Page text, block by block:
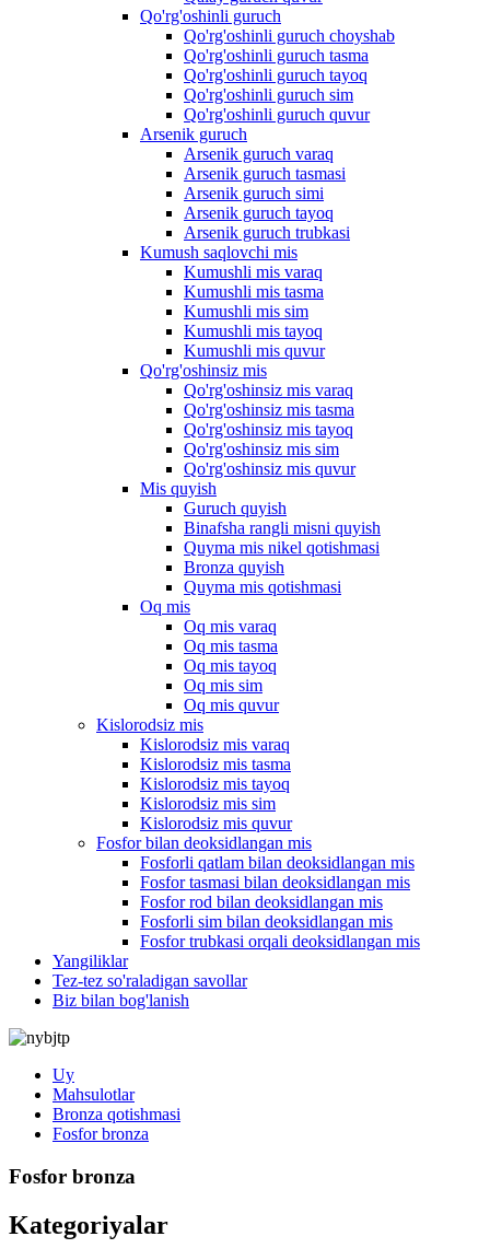
Qo'rg'oshinli guruch
Qo'rg'oshinli guruch choyshab
Qo'rg'oshinli guruch tasma
Qo'rg'oshinli guruch tayoq
Qo'rg'oshinli guruch sim
Qo'rg'oshinli guruch quvur
Arsenik guruch
Arsenik guruch varaq
Arsenik guruch tasmasi
Arsenik guruch simi
Arsenik guruch tayoq
Arsenik guruch trubkasi
Kumush saqlovchi mis
Kumushli mis varaq
Kumushli mis tasma
Kumushli mis sim
Kumushli mis tayoq
Kumushli mis quvur
Qo'rg'oshinsiz mis
Qo'rg'oshinsiz mis varaq
Qo'rg'oshinsiz mis tasma
Qo'rg'oshinsiz mis tayoq
Qo'rg'oshinsiz mis sim
Qo'rg'oshinsiz mis quvur
Mis quyish
Guruch quyish
Binafsha rangli misni quyish
Quyma mis nikel qotishmasi
Bronza quyish
Quyma mis qotishmasi
Oq mis
Oq mis varaq
Oq mis tasma
Oq mis tayoq
Oq mis sim
Oq mis quvur
Kislorodsiz mis
Kislorodsiz mis varaq
Kislorodsiz mis tasma
Kislorodsiz mis tayoq
Kislorodsiz mis sim
Kislorodsiz mis quvur
Fosfor bilan deoksidlangan mis
Fosforli qatlam bilan deoksidlangan mis
Fosfor tasmasi bilan deoksidlangan mis
Fosfor rod bilan deoksidlangan mis
Fosforli sim bilan deoksidlangan mis
Fosfor trubkasi orqali deoksidlangan mis
Yangiliklar
Tez-tez so'raladigan savollar
Biz bilan bog'lanish
Uy
Mahsulotlar
Bronza qotishmasi
Fosfor bronza
Fosfor bronza
Kategoriyalar